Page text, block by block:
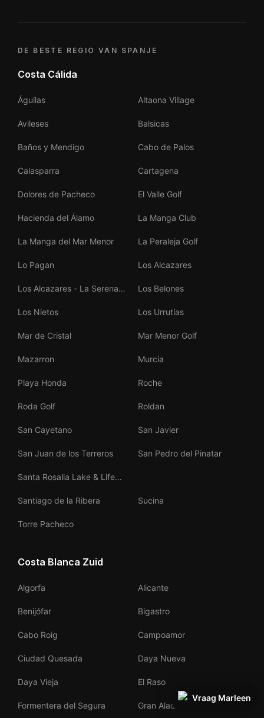
DE BESTE REGIO VAN SPANJE
Costa Cálida
Águilas Altaona Village
Avileses Balsicas
Baños y Mendigo Cabo de Palos
Calasparra Cartagena
Dolores de Pacheco El Valle Golf
Hacienda del Álamo La Manga Club
La Manga del Mar Menor La Peraleja Golf
Lo Pagan Los Alcazares
Los Alcazares - La Serena
Los Belones
Los Nietos Los Urrutias
Mar de Cristal Mar Menor Golf
Mazarron Murcia
Playa Honda Roche
Roda Golf Roldan
San Cayetano San Javier
San Juan de los Terreros San Pedro del Pinatar
Santa Rosalia Lake & Life
Santiago de la Ribera
Sucina
Torre Pacheco
Costa Blanca Zuid
Algorfa Alicante
Benijófar Bigastro
Cabo Roig Campoamor
Ciudad Quesada Daya Nueva
Daya Vieja El Raso
Formentera del Segura Gran Alacant
Vraag Marleen